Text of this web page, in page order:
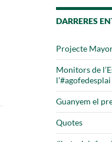
DARRERES
Projecte
Monitors de
l’#agofedesplai
Guanyem el
Quotes
SUPORT